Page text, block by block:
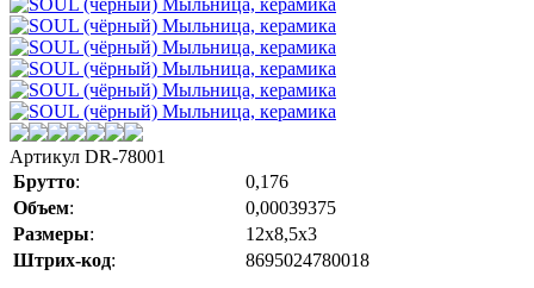
Артикул DR-78001
Брутто:
0,176
Объем:
0,00039375
Размеры:
12х8,5х3
Штрих-код: 8695024780018